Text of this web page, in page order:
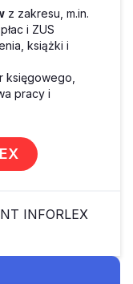
z zakresu, m.in.
i ZUS
książki i
księgowego,
pracy i
INFORLEX